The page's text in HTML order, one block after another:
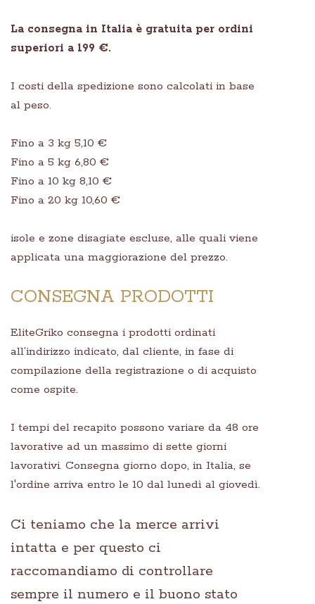
La consegna in Italia è gratuita per ordini
superiori a 199 €.
I costi della spedizione sono calcolati in base
al peso.
Fino a 3 kg 5,10 €
Fino a 5 kg 6,80 €
Fino a 10 kg 8,10 €
Fino a 20 kg 10,60 €
isole e zone disagiate escluse, alle quali viene
applicata una maggiorazione del prezzo.
CONSEGNA PRODOTTI
EliteGriko consegna i prodotti ordinati
all’indirizzo indicato, dal cliente, in fase di
compilazione della registrazione o di acquisto
come ospite.
I tempi del recapito possono variare da 48 ore
lavorative ad un massimo di sette giorni
lavorativi. Consegna giorno dopo, in Italia, se
l'ordine arriva entro le 10 dal lunedì al giovedì.
Ci teniamo che la merce arrivi
intatta e per questo ci
raccomandiamo di controllare
sempre il numero e il buono stato